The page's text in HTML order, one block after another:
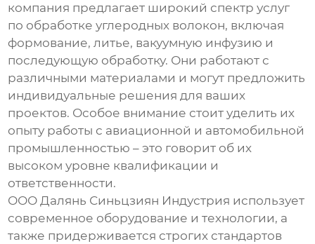
компания предлагает широкий спектр услуг
по обработке углеродных волокон, включая
формование, литье, вакуумную инфузию и
последующую обработку. Они работают с
различными материалами и могут предложить
индивидуальные решения для ваших
проектов. Особое внимание стоит уделить их
опыту работы с авиационной и автомобильной
промышленностью – это говорит об их
высоком уровне квалификации и
ответственности.
ООО Далянь Синьцзиян Индустрия использует
современное оборудование и технологии, а
также придерживается строгих стандартов